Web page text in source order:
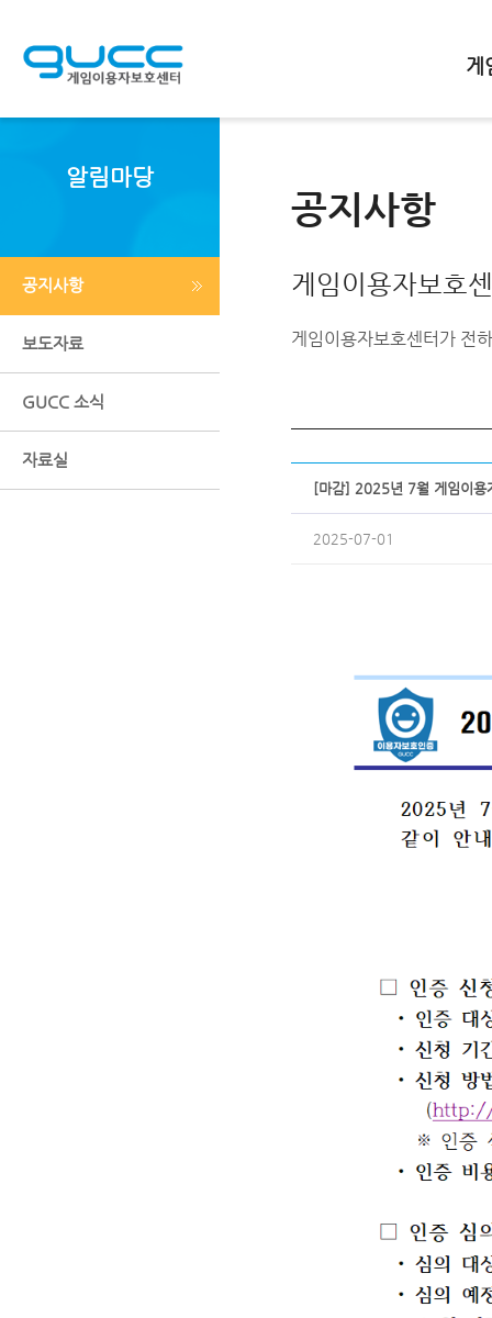
게
알림마당
공지사항
보도자료
GUCC 소식
자료실
공지사항
게임이용자보호
게임이용자보호센터가 전
[마감] 2025년 7월 게임이용
2025-07-01